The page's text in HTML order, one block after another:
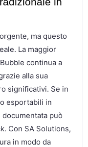
ma questo
La maggior
continua a
alla sua
significativi. Se in
esportabili in
documentata può
Con SA Solutions,
in modo da